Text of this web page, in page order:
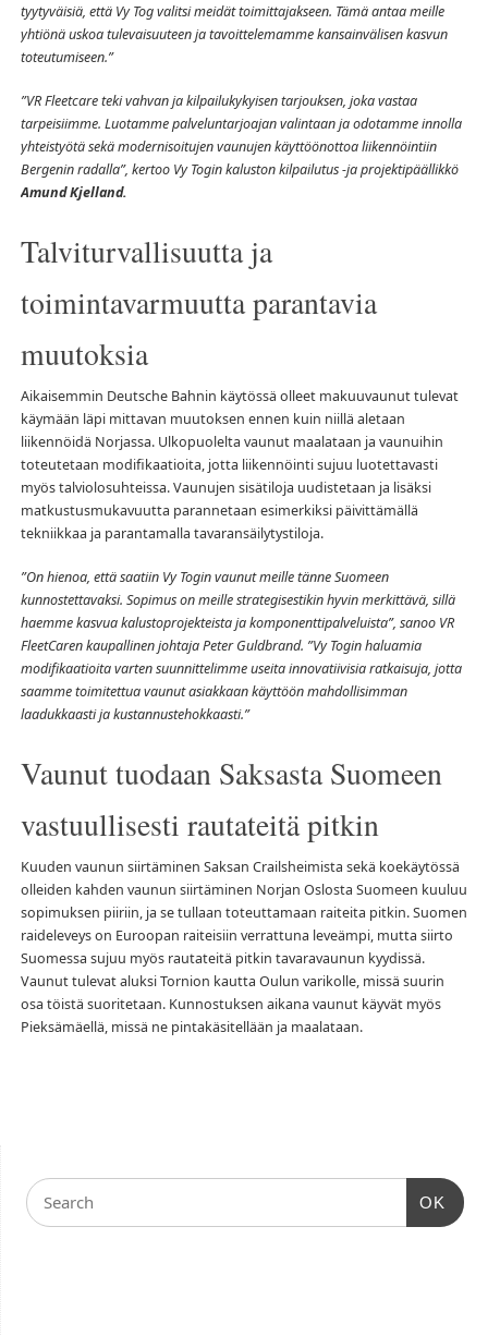
tyytyväisiä, että Vy Tog valitsi meidät toimittajakseen. Tämä antaa meille
yhtiönä uskoa tulevaisuuteen ja tavoittelemamme kansainvälisen kasvun
toteutumiseen.”
”VR Fleetcare teki vahvan ja kilpailukykyisen tarjouksen, joka vastaa
tarpeisiimme. Luotamme palveluntarjoajan valintaan ja odotamme innolla
yhteistyötä sekä modernisoitujen vaunujen käyttöönottoa liikennöintiin
Bergenin radalla”, kertoo Vy Togin kaluston kilpailutus -ja projektipäällikkö
Amund Kjelland.
Talviturvallisuutta ja
toimintavarmuutta parantavia
muutoksia
Aikaisemmin Deutsche Bahnin käytössä olleet makuuvaunut tulevat
käymään läpi mittavan muutoksen ennen kuin niillä aletaan
liikennöidä Norjassa. Ulkopuolelta vaunut maalataan ja vaunuihin
toteutetaan modifikaatioita, jotta liikennöinti sujuu luotettavasti
myös talviolosuhteissa. Vaunujen sisätiloja uudistetaan ja lisäksi
matkustusmukavuutta parannetaan esimerkiksi päivittämällä
tekniikkaa ja parantamalla tavaransäilytystiloja.
”On hienoa, että saatiin Vy Togin vaunut meille tänne Suomeen
kunnostettavaksi. Sopimus on meille strategisestikin hyvin merkittävä, sillä
haemme kasvua kalustoprojekteista ja komponenttipalveluista”, sanoo VR
FleetCaren kaupallinen johtaja Peter Guldbrand. ”Vy Togin haluamia
modifikaatioita varten suunnittelimme useita innovatiivisia ratkaisuja, jotta
saamme toimitettua vaunut asiakkaan käyttöön mahdollisimman
laadukkaasti ja kustannustehokkaasti.”
Vaunut tuodaan Saksasta Suomeen
vastuullisesti rautateitä pitkin
Kuuden vaunun siirtäminen Saksan Crailsheimista sekä koekäytössä
olleiden kahden vaunun siirtäminen Norjan Oslosta Suomeen kuuluu
sopimuksen piiriin, ja se tullaan toteuttamaan raiteita pitkin. Suomen
raideleveys on Euroopan raiteisiin verrattuna leveämpi, mutta siirto
Suomessa sujuu myös rautateitä pitkin tavaravaunun kyydissä.
Vaunut tulevat aluksi Tornion kautta Oulun varikolle, missä suurin
osa töistä suoritetaan. Kunnostuksen aikana vaunut käyvät myös
Pieksämäellä, missä ne pintakäsitellään ja maalataan.
OK